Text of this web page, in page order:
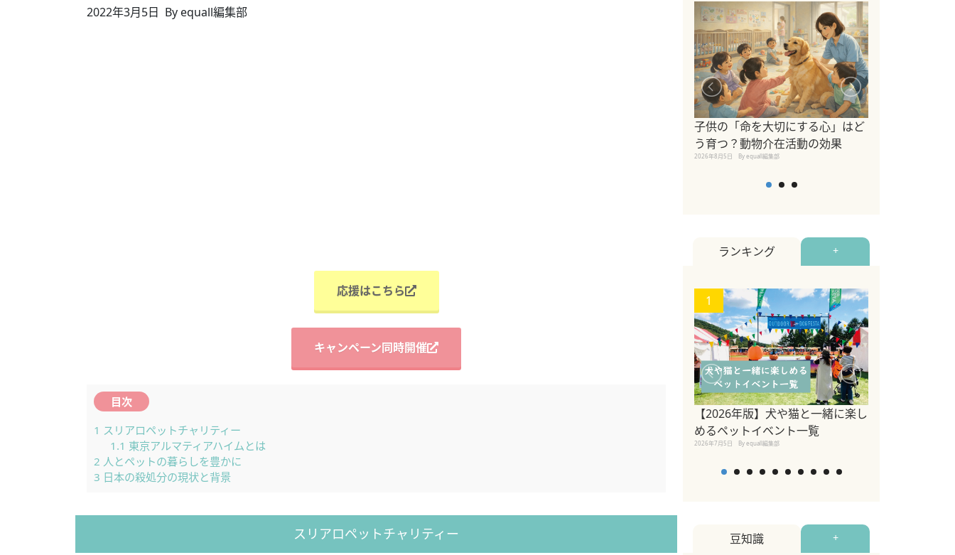
2022年3月5日 By equall編集部
応援はこちら
キャンペーン同時開催
目次
1 スリアロペットチャリティー
1.1 東京アルマティアハイムとは
2 人とペットの暮らしを豊かに
3 日本の殺処分の現状と背景
スリアロペットチャリティー
子供の「命を大切にする心」はど
う育つ？動物介在活動の効果
2026年8月5日 By equall編集部
ランキング +
1
【2026年版】犬や猫と一緒に楽し
めるペットイベント一覧
2026年7月5日 By equall編集部
豆知識 +